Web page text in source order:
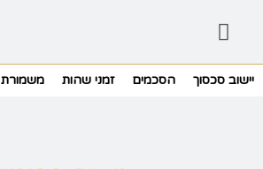
יישוב סכסוך הסכמים זמני שהות משמורת